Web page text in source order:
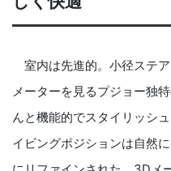
室内は先進的。小径ステ
メーターを見るプジョー独
んと機能的でスタイリッシ
イビングポジションは自然